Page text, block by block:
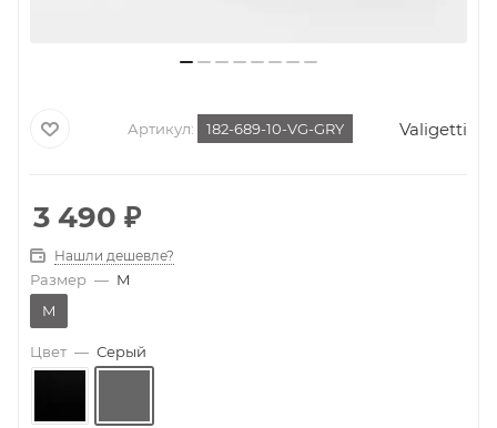
Артикул: 182-689-10-VG-GRY Valigetti
3 490 ₽
Нашли дешевле?
Размер — M
M
Цвет — Серый